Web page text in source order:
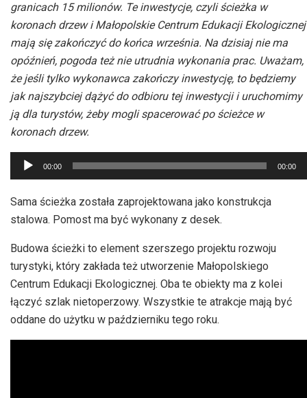
granicach 15 milionów. Te inwestycje, czyli ścieżka w
koronach drzew i Małopolskie Centrum Edukacji Ekologicznej
mają się zakończyć do końca września. Na dzisiaj nie ma
opóźnień, pogoda też nie utrudnia wykonania prac. Uważam,
że jeśli tylko wykonawca zakończy inwestycję, to będziemy
jak najszybciej dążyć do odbioru tej inwestycji i uruchomimy
ją dla turystów, żeby mogli spacerować po ścieżce w
koronach drzew.
Odtwarzacz
plików
dźwiękowych
00:00 00:00
Sama ścieżka została zaprojektowana jako konstrukcja
stalowa. Pomost ma być wykonany z desek.
Budowa ścieżki to element szerszego projektu rozwoju
turystyki, który zakłada też utworzenie Małopolskiego
Centrum Edukacji Ekologicznej. Oba te obiekty ma z kolei
łączyć szlak nietoperzowy. Wszystkie te atrakcje mają być
oddane do użytku w październiku tego roku.